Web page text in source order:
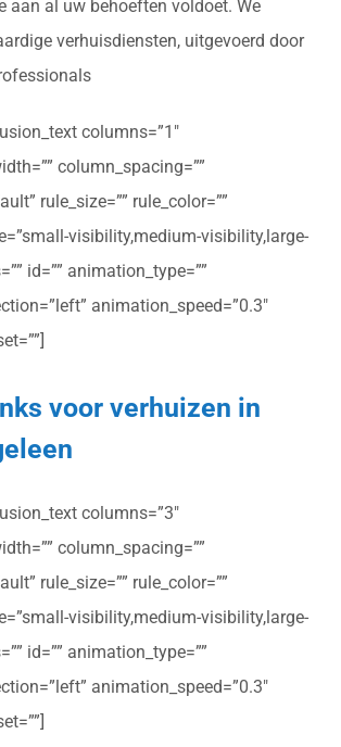
aan al uw behoeften voldoet. We
verhuisdiensten, uitgevoerd door
columns=”1″
column_spacing=””
rule_size=”” rule_color=””
visibility,medium-visibility,large-
id=”” animation_type=””
animation_speed=”0.3″
voor verhuizen in
columns=”3″
column_spacing=””
rule_size=”” rule_color=””
visibility,medium-visibility,large-
id=”” animation_type=””
animation_speed=”0.3″